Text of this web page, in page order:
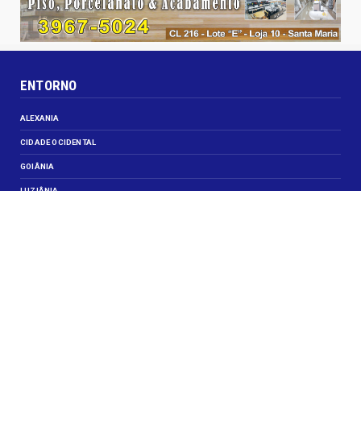
ENTORNO
ALEXANIA
CIDADE OCIDENTAL
GOIÂNIA
LUZIÂNIA